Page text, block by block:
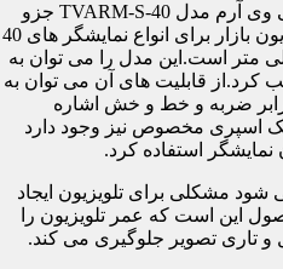
محافظ صفحه نمایش تلویزیون تی وی آرم مدل TVARM-S-40 جزو
بهترین مارک محافظ صفحه تلویزیون بازار برای انواع نمایشگر های 40
متر است.این مدل را می توان به
کرد.از قابلیت های آن می توان به
ضربه و خط و خش اشاره
اسپری مخصوص نیز وجود دارد
استفاده کرد.
مشکلی برای تلویزیون ایجاد
این است که عمر تلویزیون را
و تاری تصویر جلوگیری می کند.